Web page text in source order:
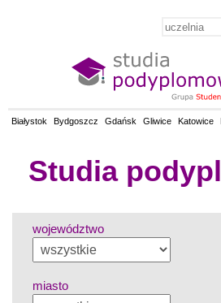
Białystok Bydgoszcz Gdańsk Gliwice Katowice
Studia
województwo
miasto